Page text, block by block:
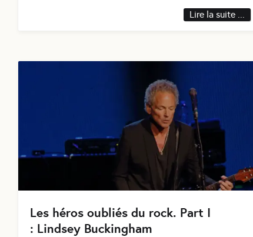
Lire la suite ...
Les héros oubliés du rock. Part I
: Lindsey Buckingham